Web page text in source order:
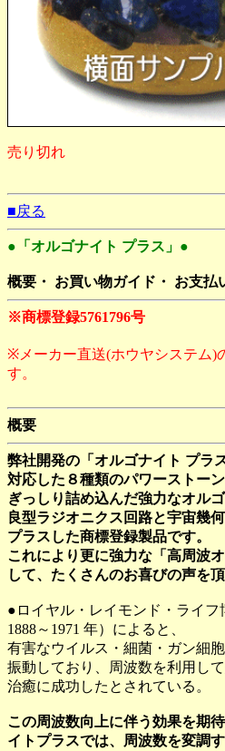
売り切れ
■戻る
●「オルゴナイト プラス」●
概要・ お買い物ガイド・ お支払
※商標登録5761796号
※メーカー直送(ホウヤシステム)
す。
概要
弊社開発の「オルゴナイト プラ
対応した８種類のパワーストーン
ぎっしり詰め込んだ強力なオル
良型ラジオニクス回路と宇宙幾
プラスした商標登録製品です。
これにより更に強力な「高周波
して、たくさんのお喜びの声を頂
●ロイヤル・レイモンド・ライフ
1888～1971 年）によると、
有害なウイルス・細菌・ガン細
振動しており、周波数を利用し
治癒に成功したとされている。
この周波数向上に伴う効果を期
イトプラスでは、周波数を変調